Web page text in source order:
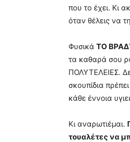
που το έχει. Κι
όταν θέλεις να
Φυσικά ΤΟ
τα καθαρά σου
ΠΟΛΥΤΕΛΕΙΕΣ.
σκουπίδια
κάθε έννοια
Κι αναρωτιέμαι.
τουαλέτες να